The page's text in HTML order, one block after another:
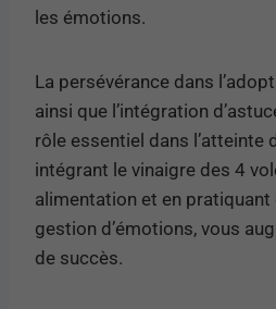
les émotions.
La persévérance dans
ainsi que l’intégration
rôle essentiel dans l’atteinte
intégrant le vinaigre des 4
alimentation et en
gestion d’émotions, vous
de succès.